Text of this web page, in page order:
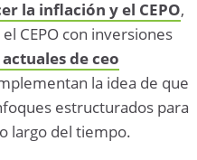
la inflación y el CEPO,
CEPO con inversiones
de ceo
la idea de que
estructurados para
largo del tiempo.